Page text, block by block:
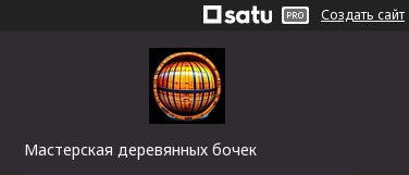
Создать сайт
Мастерская деревянных бочек